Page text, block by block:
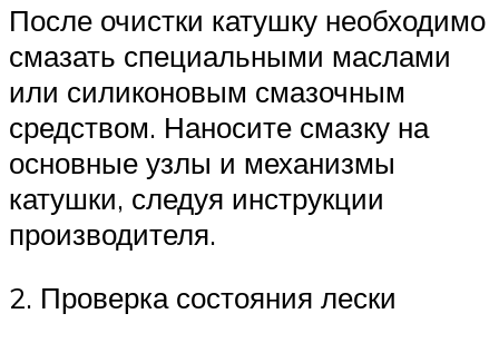
После очистки катушку необходимо
смазать специальными маслами
или силиконовым смазочным
средством. Наносите смазку на
основные узлы и механизмы
катушки, следуя инструкции
производителя.
2. Проверка состояния лески